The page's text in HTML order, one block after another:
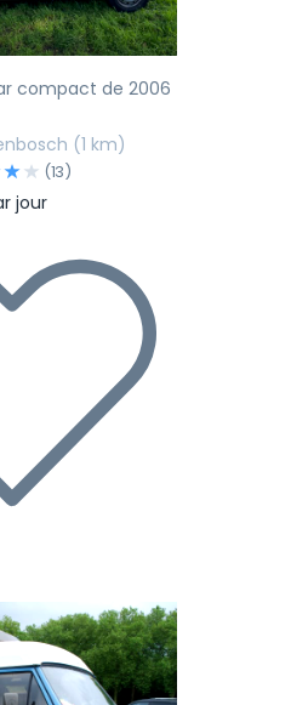
compact de 2006
(1 km)
(13)
jour